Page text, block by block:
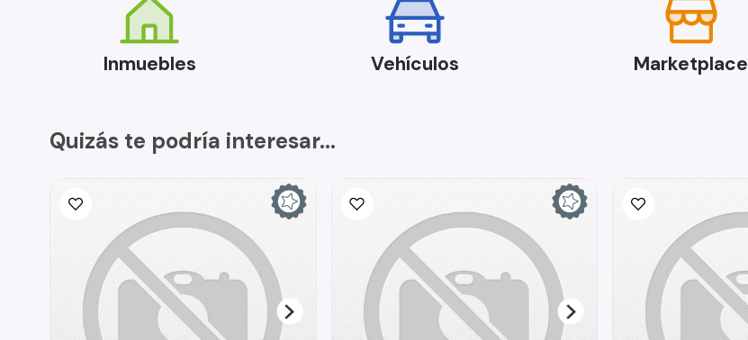
Inmuebles Vehículos Marketplace
Quizás te podría interesar...